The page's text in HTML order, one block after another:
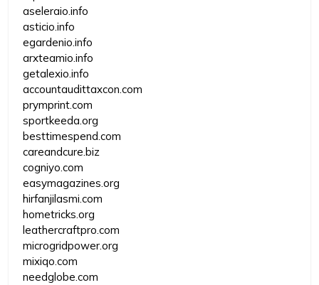
aseleraio.info
asticio.info
egardenio.info
arxteamio.info
getalexio.info
accountaudittaxcon.com
prymprint.com
sportkeeda.org
besttimespend.com
careandcure.biz
cogniyo.com
easymagazines.org
hirfanjilasmi.com
hometricks.org
leathercraftpro.com
microgridpower.org
mixiqo.com
needglobe.com